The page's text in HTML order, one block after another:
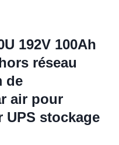
192V 100Ah
réseau
de
air pour
UPS stockage